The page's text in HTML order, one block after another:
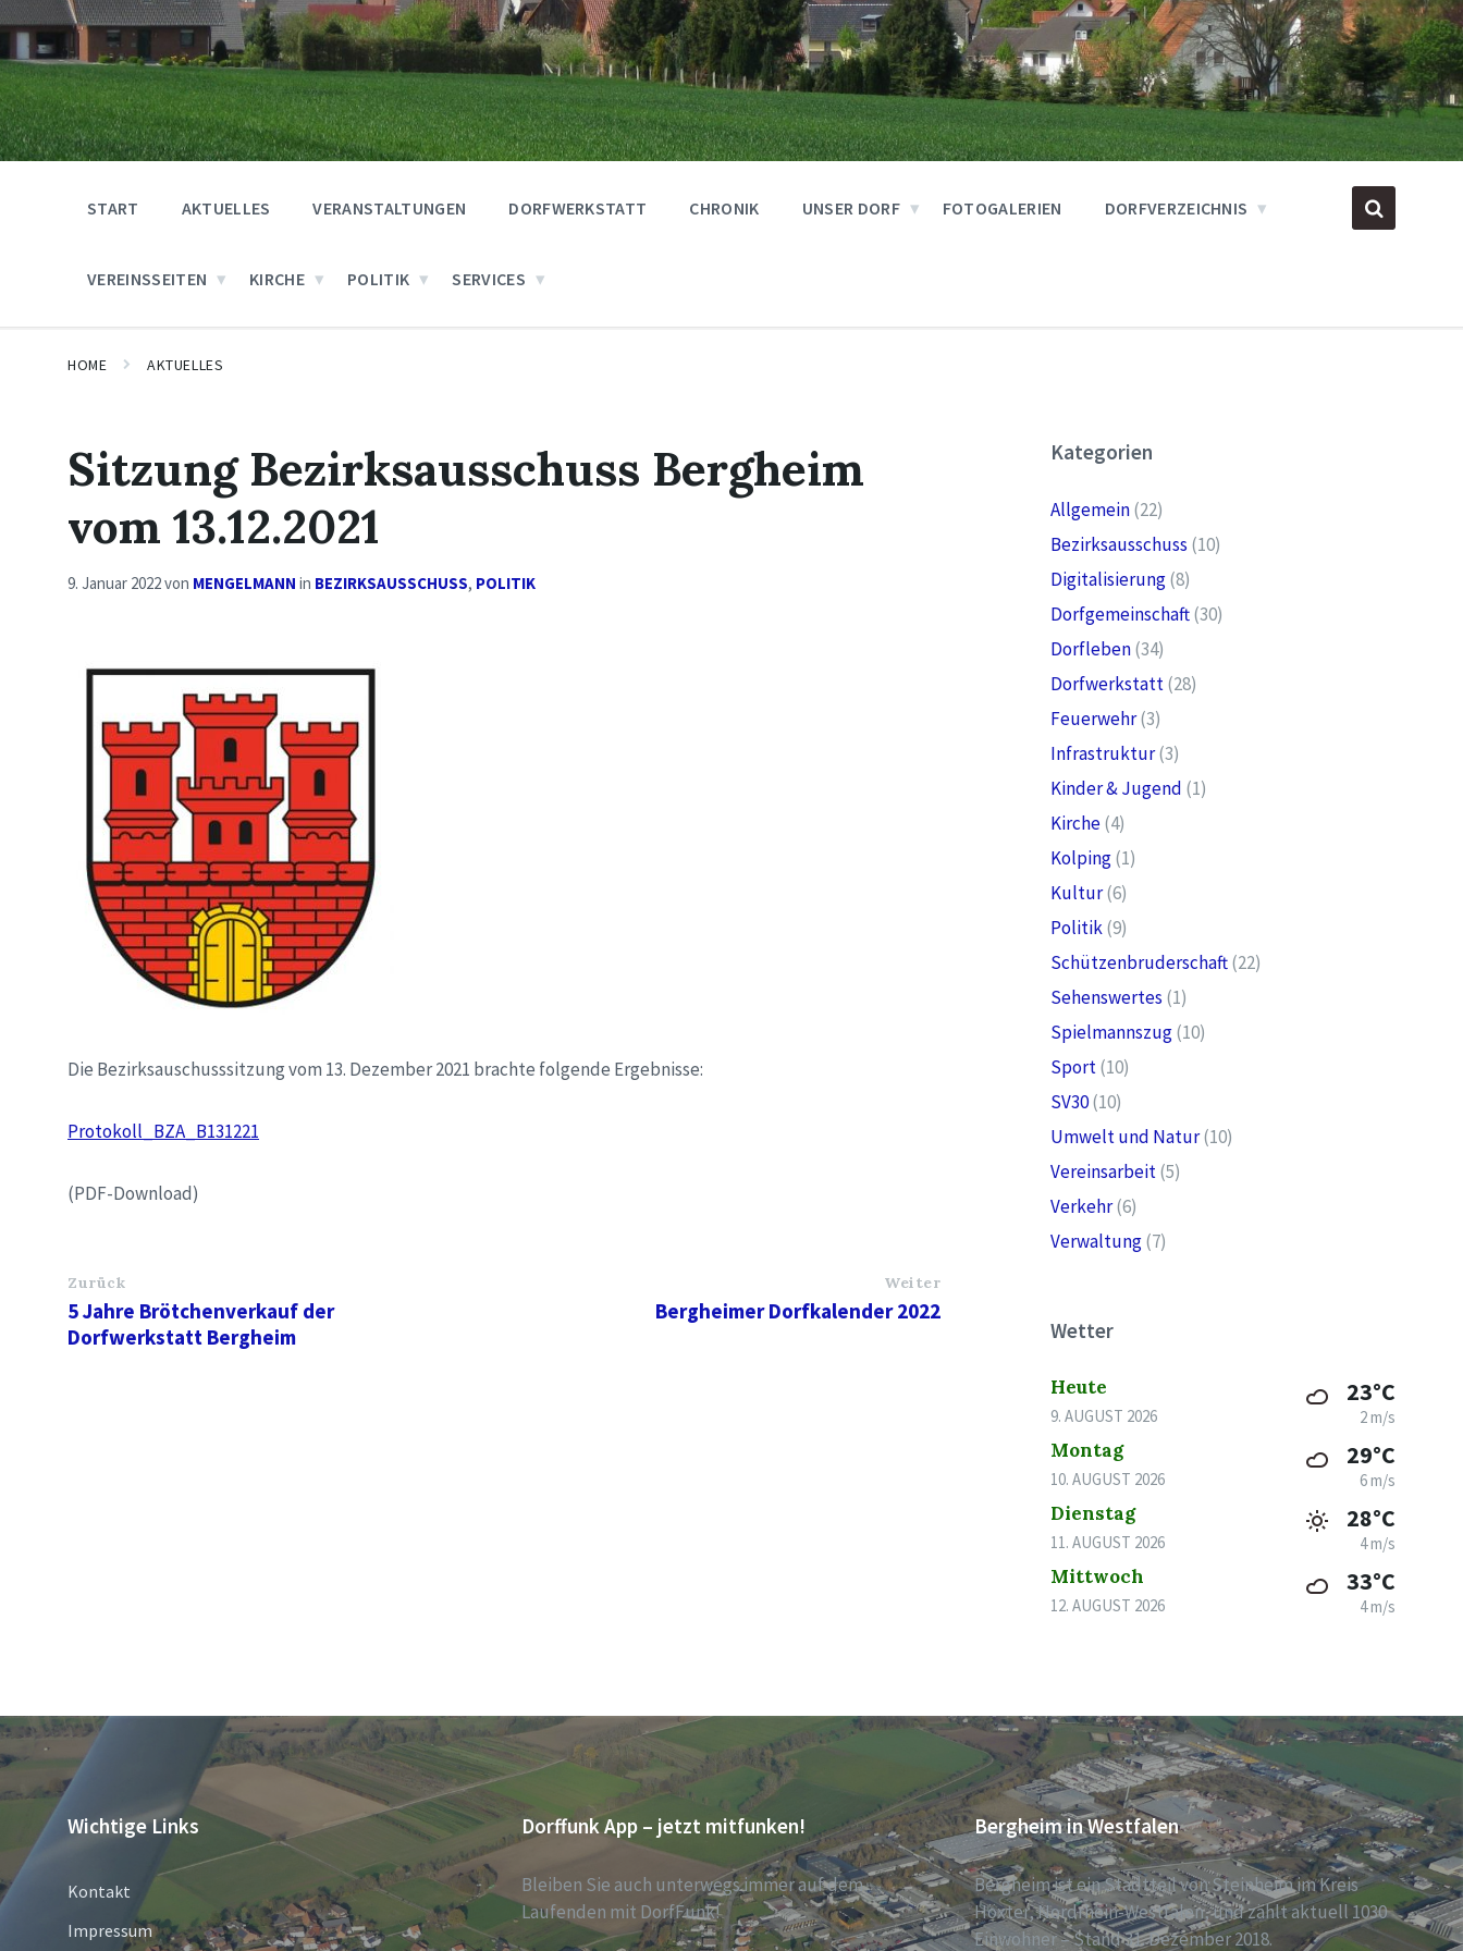
START AKTUELLES VERANSTALTUNGEN DORFWERKSTATT CHRONIK UNSER DORF FOTOGALERIEN DORFVERZEICHNIS
VEREINSSEITEN KIRCHE POLITIK SERVICES
HOME AKTUELLES
Sitzung Bezirksausschuss Bergheim
vom 13.12.2021
9. Januar 2022von MENGELMANN in BEZIRKSAUSSCHUSS, POLITIK
Die Bezirksauschusssitzung vom 13. Dezember 2021 brachte folgende Ergebnisse:
Protokoll_BZA_B131221
(PDF-Download)
Zurück
5 Jahre Brötchenverkauf der
Dorfwerkstatt Bergheim
Weiter
Bergheimer Dorfkalender 2022
Kategorien
Allgemein(22)
Bezirksausschuss (10)
Digitalisierung(8)
Dorfgemeinschaft(30)
Dorfleben(34)
Dorfwerkstatt(28)
Feuerwehr(3)
Infrastruktur(3)
Kinder & Jugend (1)
Kirche(4)
Kolping(1)
Kultur(6)
Politik(9)
Schützenbruderschaft(22)
Sehenswertes (1)
Spielmannszug(10)
Sport(10)
SV30(10)
Umwelt und Natur(10)
Vereinsarbeit(5)
Verkehr(6)
Verwaltung(7)
Wetter
Heute
9. AUGUST 2026
23°C
2 m/s
Montag
10. AUGUST 2026
29°C
6 m/s
Dienstag
11. AUGUST 2026
28°C
4 m/s
Mittwoch
12. AUGUST 2026
33°C
4 m/s
Wichtige Links
Kontakt
Impressum
Dorffunk App – jetzt mitfunken!
Bleiben Sie auch unterwegs immer auf dem
Laufenden mit DorfFunk!
Bergheim in Westfalen
Bergheim ist ein Stadtteil von Steinheim im Kreis
Höxter, Nordrhein-Westfalen, und zählt aktuell 1030
Einwohner – Stand 31. Dezember 2018.